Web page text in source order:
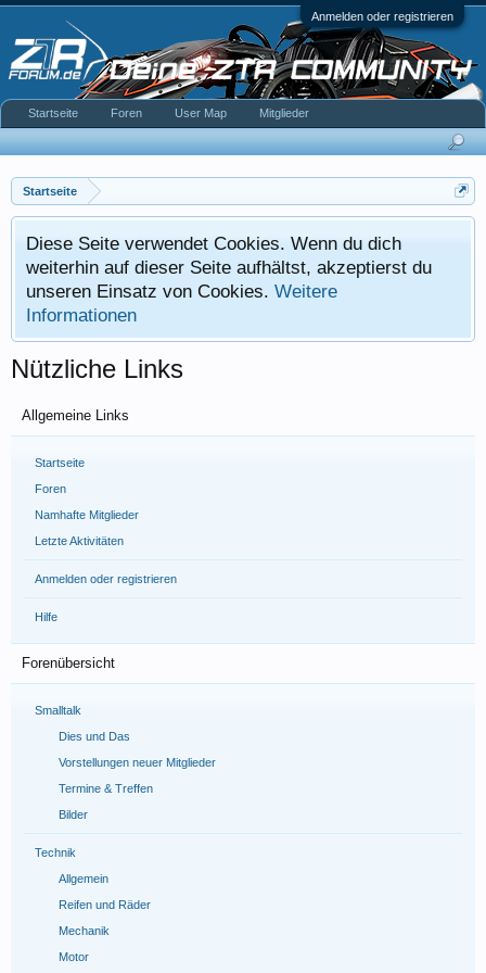
Anmelden oder registrieren
Startseite
Diese Seite verwendet Cookies. Wenn du dich
weiterhin auf dieser Seite aufhältst, akzeptierst du
unseren Einsatz von Cookies. Weitere
Informationen
Nützliche Links
Allgemeine Links
Startseite
Foren
Namhafte Mitglieder
Letzte Aktivitäten
Anmelden oder registrieren
Hilfe
Forenübersicht
Smalltalk
Dies und Das
Vorstellungen neuer Mitglieder
Termine & Treffen
Bilder
Technik
Allgemein
Reifen und Räder
Mechanik
Motor
Startseite Foren User Map Mitglieder